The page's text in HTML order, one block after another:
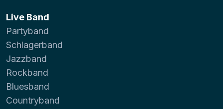
Live Band
Partyband
Schlagerband
Jazzband
Rockband
Bluesband
Countryband